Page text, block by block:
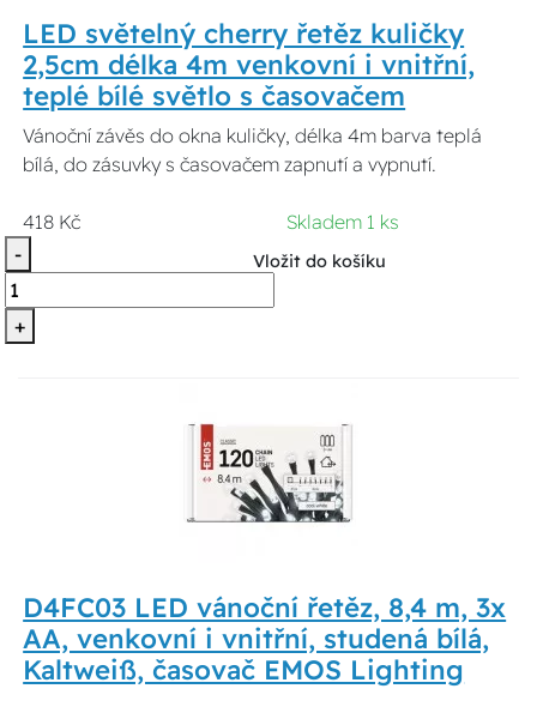
LED světelný cherry řetěz kuličky
2,5cm délka 4m venkovní i vnitřní,
teplé bílé světlo s časovačem
Vánoční závěs do okna kuličky, délka 4m barva teplá
bílá, do zásuvky s časovačem zapnutí a vypnutí.
418 Kč
Skladem 1 ks
-
+
Vložit do košíku
D4FC03 LED vánoční řetěz, 8,4 m, 3x
AA, venkovní i vnitřní, studená bílá,
Kaltweiß, časovač EMOS Lighting